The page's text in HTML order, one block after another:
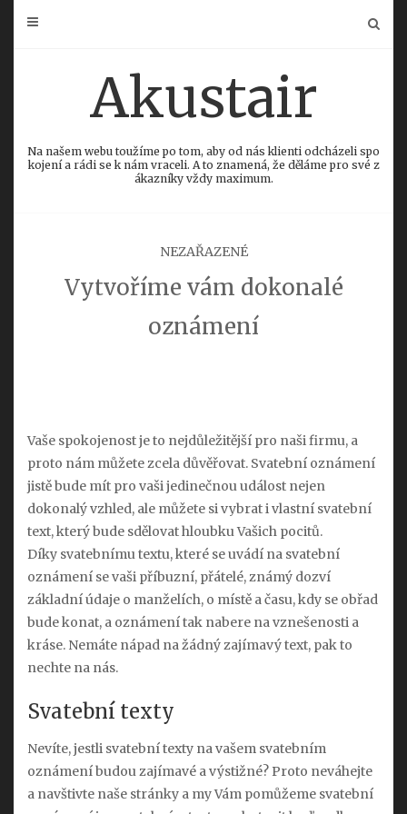
Akustair
Na našem webu toužíme po tom, aby od nás klienti odcházeli spo
kojení a rádi se k nám vraceli. A to znamená, že děláme pro své z
ákazníky vždy maximum.
NEZAŘAZENÉ
Vytvoříme vám dokonalé
oznámení
Vaše spokojenost je to nejdůležitější pro naši firmu, a
proto nám můžete zcela důvěřovat. Svatební oznámení
jistě bude mít pro vaši jedinečnou událost nejen
dokonalý vzhled, ale můžete si vybrat i vlastní svatební
text, který bude sdělovat hloubku Vašich pocitů.
Díky svatebnímu textu, které se uvádí na svatební
oznámení se vaši příbuzní, přátelé, známý dozví
základní údaje o manželích, o místě a času, kdy se obřad
bude konat, a oznámení tak nabere na vznešenosti a
kráse. Nemáte nápad na žádný zajímavý text, pak to
nechte na nás.
Svatební texty
Nevíte, jestli svatební texty na vašem svatebním
oznámení budou zajímavé a výstižné? Proto neváhejte
a navštivte naše stránky a my Vám pomůžeme svatební